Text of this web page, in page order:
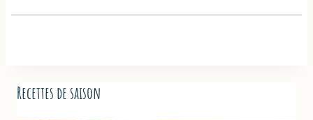
Recettes de saison